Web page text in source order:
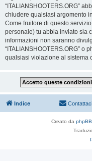
“ITALIANSHOOTERS.ORG”
chiudere qualsiasi argomento
Come fruitore di questo
personale) tu abbia inviato sia
informazioni non saranno
“ITALIANSHOOTERS.ORG” o
qualsiasi violazione al sistema
Indice Contattaci
Creato da phpBB